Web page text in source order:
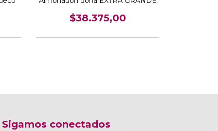
$38.375,00
Sigamos conectados